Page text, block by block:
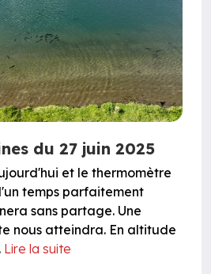
du 27 juin 2025
et le thermomètre
temps parfaitement
sans partage. Une
nous atteindra. En altitude
Lire la suite